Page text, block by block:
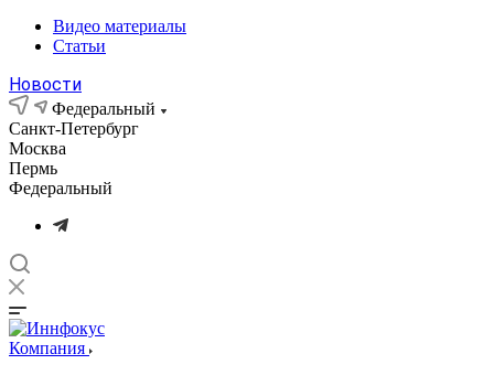
Видео материалы
Статьи
Новости
Федеральный
Санкт-Петербург
Москва
Пермь
Федеральный
Компания